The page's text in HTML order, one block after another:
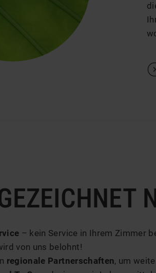
– kein Service in Ihrem Zimmer
von uns belohnt!
regionale Partnerschaften, um